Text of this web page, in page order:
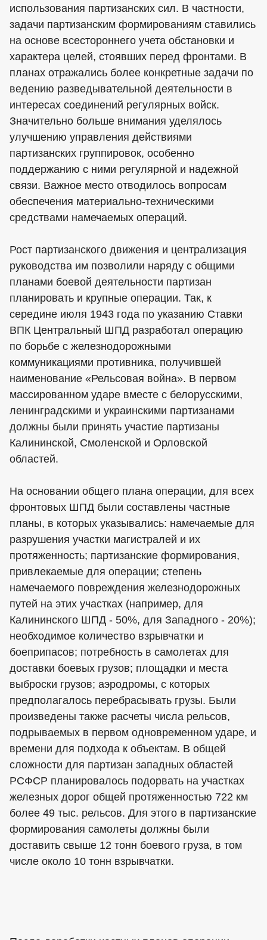
использования партизанских сил. В частности,
задачи партизанским формированиям ставились
на основе всестороннего учета обстановки и
характера целей, стоявших перед фронтами. В
планах отражались более конкретные задачи по
ведению разведывательной деятельности в
интересах соединений регулярных войск.
Значительно больше внимания уделялось
улучшению управления действиями
партизанских группировок, особенно
поддержанию с ними регулярной и надежной
связи. Важное место отводилось вопросам
обеспечения материально-техническими
средствами намечаемых операций.
Рост партизанского движения и централизация
руководства им позволили наряду с общими
планами боевой деятельности партизан
планировать и крупные операции. Так, к
середине июля 1943 года по указанию Ставки
ВПК Центральный ШПД разработал операцию
по борьбе с железнодорожными
коммуникациями противника, получившей
наименование «Рельсовая война». В первом
массированном ударе вместе с белорусскими,
ленинградскими и украинскими партизанами
должны были принять участие партизаны
Калининской, Смоленской и Орловской
областей.
На основании общего плана операции, для всех
фронтовых ШПД были составлены частные
планы, в которых указывались: намечаемые для
разрушения участки магистралей и их
протяженность; партизанские формирования,
привлекаемые для операции; степень
намечаемого повреждения железнодорожных
путей на этих участках (например, для
Калининского ШПД - 50%, для Западного - 20%);
необходимое количество взрывчатки и
боеприпасов; потребность в самолетах для
доставки боевых грузов; площадки и места
выброски грузов; аэродромы, с которых
предполагалось перебрасывать грузы. Были
произведены также расчеты числа рельсов,
подрываемых в первом одновременном ударе, и
времени для подхода к объектам. В общей
сложности для партизан западных областей
РСФСР планировалось подорвать на участках
железных дорог общей протяженностью 722 км
более 49 тыс. рельсов. Для этого в партизанские
формирования самолеты должны были
доставить свыше 12 тонн боевого груза, в том
числе около 10 тонн взрывчатки.